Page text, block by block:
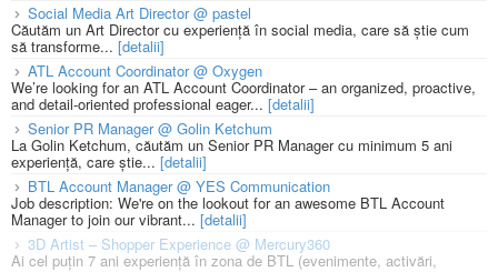
Social Media Art Director @ pastel
Căutăm un Art Director cu experiență în social media, care să știe cum
să transforme... [detalii]
ATL Account Coordinator @ Oxygen
We’re looking for an ATL Account Coordinator – an organized, proactive,
and detail-oriented professional eager... [detalii]
Senior PR Manager @ Golin Ketchum
La Golin Ketchum, căutăm un Senior PR Manager cu minimum 5 ani
experiență, care știe... [detalii]
BTL Account Manager @ YES Communication
Job description: We're on the lookout for an awesome BTL Account
Manager to join our vibrant... [detalii]
3D Artist – Shopper Experience @ Mercury360
Ai cel puțin 7 ani experiență în zona de BTL (evenimente, activări,